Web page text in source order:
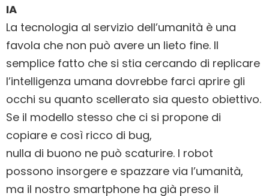
IA
La tecnologia al servizio dell’umanità è una
favola che non può avere un lieto fine. Il
semplice fatto che si stia cercando di replicare
l’intelligenza umana dovrebbe farci aprire gli
occhi su quanto scellerato sia questo obiettivo.
Se il modello stesso che ci si propone di
copiare e così ricco di bug,
nulla di buono ne può scaturire. I robot
possono insorgere e spazzare via l’umanità,
ma il nostro smartphone ha già preso il